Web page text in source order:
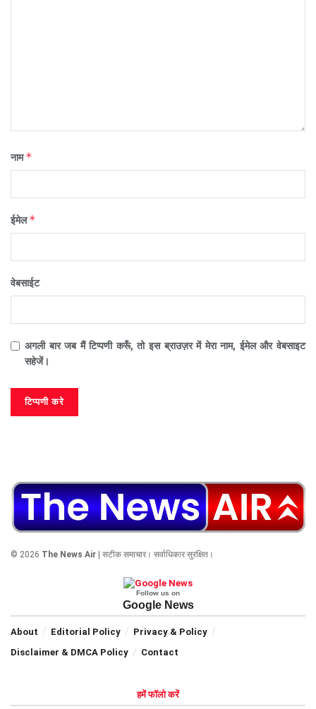
नाम*
ईमेल*
वेबसाईट
अगली बार जब मैं टिप्पणी करूँ, तो इस ब्राउज़र में मेरा नाम, ईमेल और वेबसाइट
सहेजें।
© 2026 The News Air | सटीक समाचार। सर्वाधिकार सुरक्षित।
Follow us on
Google News
About Editorial Policy
Privacy & Policy
Disclaimer & DMCA Policy
Contact
हमें फॉलो करें